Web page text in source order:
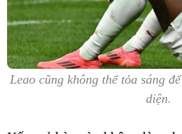
Leao cũng không thể tỏa sáng
diện.